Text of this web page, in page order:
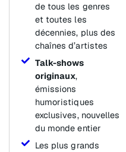
de tous les genres
et toutes les
décennies, plus des
chaînes d’artistes
Talk-shows
originaux,
émissions
humoristiques
exclusives, nouvelles
du monde entier
Les plus grands